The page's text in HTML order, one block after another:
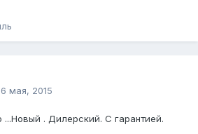
6 мая, 2015
. Дилерский. С гарантией.